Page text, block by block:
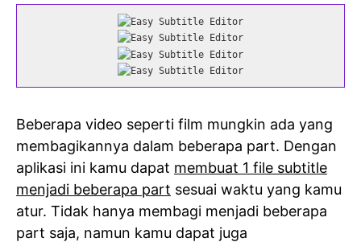
Beberapa video seperti film mungkin ada yang
membagikannya dalam beberapa part. Dengan
aplikasi ini kamu dapat membuat 1 file subtitle
menjadi beberapa part sesuai waktu yang kamu
atur. Tidak hanya membagi menjadi beberapa
part saja, namun kamu dapat juga